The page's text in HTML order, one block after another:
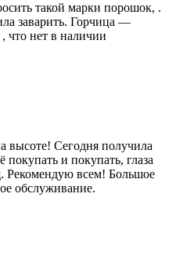
такой марки порошок, .
заварить. Горчица —
что нет в наличии
Сегодня получила
покупать и покупать, глаза
Рекомендую всем! Большое
обслуживание.